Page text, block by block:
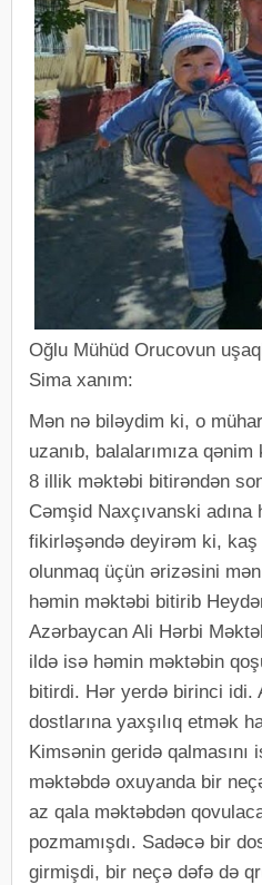
Oğlu Mühüd Orucovun
Sima xanım:
Mən nə biləydim ki, o
uzanıb, balalarımıza
8 illik məktəbi bitirəndən
Cəmşid Naxçıvanski
fikirləşəndə deyirəm ki, kaş
olunmaq üçün ərizəsini
həmin məktəbi bitirib
Azərbaycan Ali Hərbi
ildə isə həmin məktəbin
bitirdi. Hər yerdə birinci idi.
dostlarına yaxşılıq etmək
Kimsənin geridə qalmasını
məktəbdə oxuyanda bir
az qala məktəbdən
pozmamışdı. Sadəcə bir
girmişdi, bir neçə dəfə də